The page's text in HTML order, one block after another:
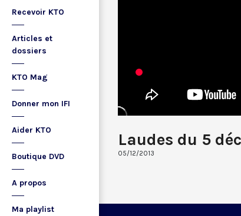
Recevoir KTO
Articles et
dossiers
KTO Mag
Donner mon IFI
Aider KTO
Boutique DVD
A propos
Ma playlist
Laudes du 5
05/12/2013